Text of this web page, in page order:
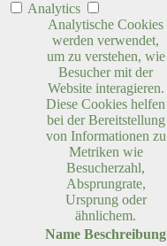
Analytics
Analytische Cookies
werden verwendet,
um zu verstehen, wie
Besucher mit der
Website interagieren.
Diese Cookies helfen
bei der Bereitstellung
von Informationen zu
Metriken wie
Besucherzahl,
Absprungrate,
Ursprung oder
ähnlichem.
Name Beschreibung